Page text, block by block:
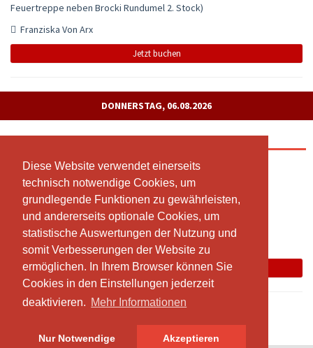
Diese Website verwendet einerseits
technisch notwendige Cookies, um
grundlegende Funktionen zu gewährleisten,
und andererseits optionale Cookies, um
statistische Auswertungen der Nutzung und
somit Verbesserungen der Website zu
ermöglichen. In Ihrem Browser können Sie
Cookies in den Einstellungen jederzeit
deaktivieren. Mehr Informationen
Nur Notwendige Akzeptieren
Diese Website verwendet einerseits
technisch notwendige Cookies, um
grundlegende Funktionen zu gewährleisten,
und andererseits optionale Cookies, um
statistische Auswertungen der Nutzung und
somit Verbesserungen der Website zu
ermöglichen. In Ihrem Browser können Sie
Cookies in den Einstellungen jederzeit
deaktivieren. Mehr Informationen
Nur Notwendige Akzeptieren
Feuertreppe neben Brocki Rundumel 2. Stock)
Franziska Von Arx
Jetzt buchen
DONNERSTAG, 06.08.2026
Mit Livestream
18:00 - 19:15
Yoga Lenzburg, Sägestrasse 42, 5600 Lenzburg (Eingang
Feuertreppe neben Brocki Rundumel 2. Stock)
Franziska Von Arx
Jetzt buchen